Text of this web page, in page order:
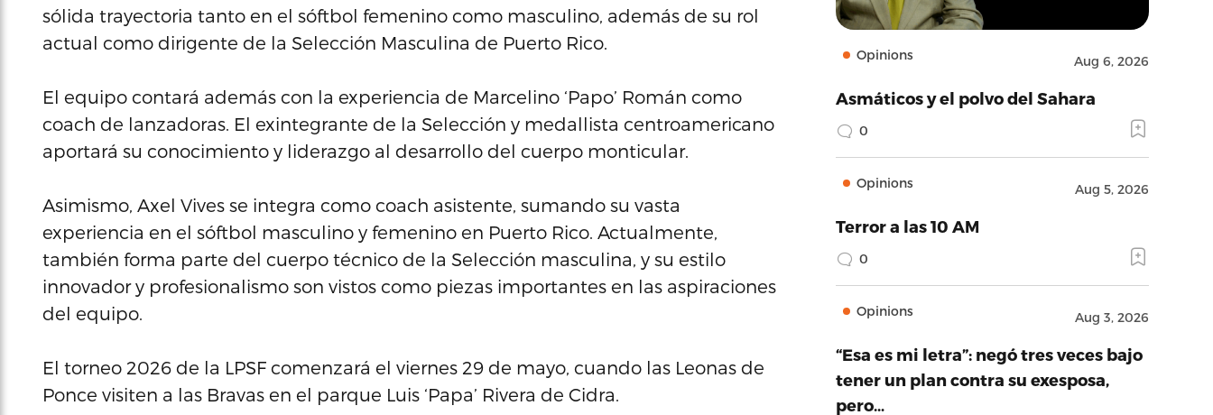
sólida trayectoria tanto en el sóftbol femenino como masculino, además de su rol
actual como dirigente de la Selección Masculina de Puerto Rico.
El equipo contará además con la experiencia de Marcelino ‘Papo’ Román como
coach de lanzadoras. El exintegrante de la Selección y medallista centroamericano
aportará su conocimiento y liderazgo al desarrollo del cuerpo monticular.
Asimismo, Axel Vives se integra como coach asistente, sumando su vasta
experiencia en el sóftbol masculino y femenino en Puerto Rico. Actualmente,
también forma parte del cuerpo técnico de la Selección masculina, y su estilo
innovador y profesionalismo son vistos como piezas importantes en las aspiraciones
del equipo.
El torneo 2026 de la LPSF comenzará el viernes 29 de mayo, cuando las Leonas de
Ponce visiten a las Bravas en el parque Luis ‘Papa’ Rivera de Cidra.
Opinions Aug 6, 2026
Asmáticos y el polvo del Sahara
0
Opinions Aug 5, 2026
Terror a las 10 AM
0
Opinions Aug 3, 2026
“Esa es mi letra”: negó tres veces bajo
tener un plan contra su exesposa,
pero…